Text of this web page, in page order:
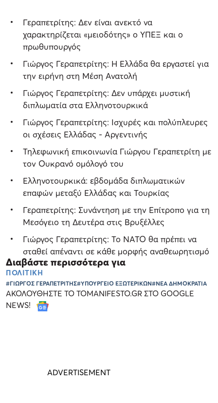
Γεραπετρίτης: Δεν είναι ανεκτό να
χαρακτηρίζεται «μειοδότης» ο ΥΠΕΞ και ο
πρωθυπουργός
Γιώργος Γεραπετρίτης: Η Ελλάδα θα εργαστεί για
την ειρήνη στη Μέση Ανατολή
Γιώργος Γεραπετρίτης: Δεν υπάρχει μυστική
διπλωματία στα Ελληνοτουρκικά
Γιώργος Γεραπετρίτης: Ισχυρές και πολύπλευρες
οι σχέσεις Ελλάδας - Αργεντινής
Τηλεφωνική επικοινωνία Γιώργου Γεραπετρίτη με
τον Ουκρανό ομόλογό του
Ελληνοτουρκικά: εβδομάδα διπλωματικών
επαφών μεταξύ Ελλάδας και Τουρκίας
Γεραπετρίτης: Συνάντηση με την Επίτροπο για τη
Μεσόγειο τη Δευτέρα στις Βρυξέλλες
Γιώργος Γεραπετρίτης: Το ΝΑΤΟ θα πρέπει να
σταθεί απέναντι σε κάθε μορφής αναθεωρητισμό
Διαβάστε περισσότερα για
ΠΟΛΙΤΙΚΗ
#ΓΙΩΡΓΟΣ ΓΕΡΑΠΕΤΡΙΤΗΣ#ΥΠΟΥΡΓΕΙΟ ΕΞΩΤΕΡΙΚΩΝ#ΝΕΑ ΔΗΜΟΚΡΑΤΙΑ
ΑΚΟΛΟΥΘΗΣΤΕ ΤΟ TOMANIFESTO.GR ΣΤΟ GOOGLE
NEWS!